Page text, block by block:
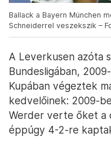
Ballack a Bayern München
Schneiderrel veszekszik –
A Leverkusen azóta
Bundesligában,
Kupában végeztek
kedvelőinek: 2009-
Werder verte őket a
éppúgy 4-2-re